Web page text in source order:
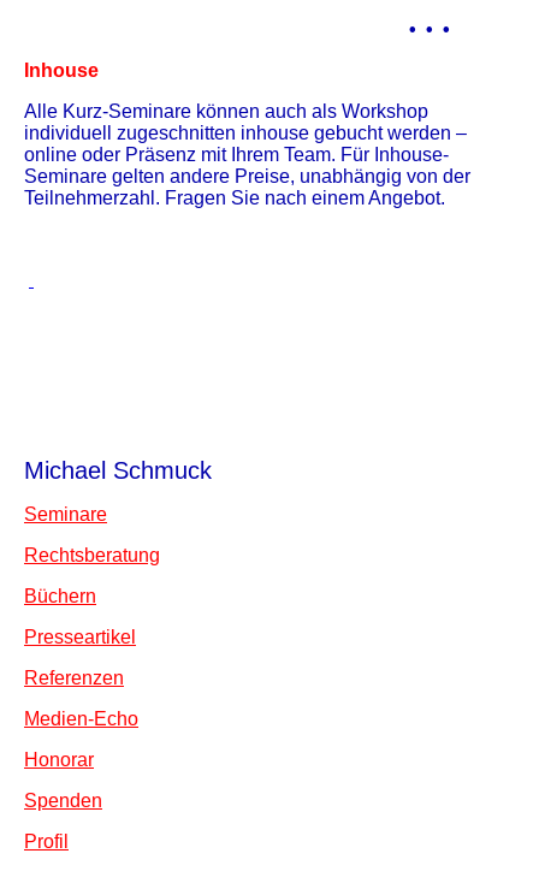
• • •
Inhouse
Alle Kurz-Seminare können auch als Workshop
individuell zugeschnitten inhouse gebucht werden –
online oder Präsenz mit Ihrem Team. Für Inhouse-
Seminare gelten andere Preise, unabhängig von der
Teilnehmerzahl. Fragen Sie nach einem Angebot.
Michael Schmuck
Seminare
Rechtsberatung
Büchern
Presseartikel
Referenzen
Medien-Echo
Honorar
Spenden
Profil